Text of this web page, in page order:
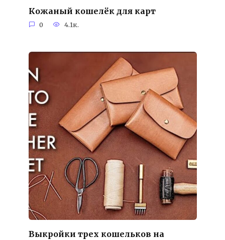
Кожаный кошелёк для карт
0 4.1к.
Выкройки трех кошельков на